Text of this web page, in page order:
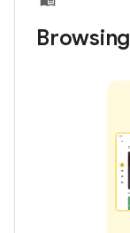
Browsing